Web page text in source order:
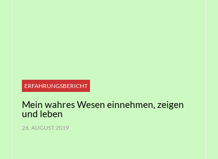
ERFAHRUNGSBERICHT
Mein wahres Wesen einnehmen, zeigen
und leben
26. AUGUST 2019